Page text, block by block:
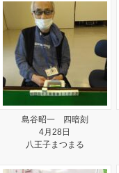
島谷昭一 四暗刻
4月28日
八王子まつまる